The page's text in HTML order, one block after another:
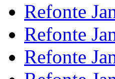
Refonte
Refonte
Refonte